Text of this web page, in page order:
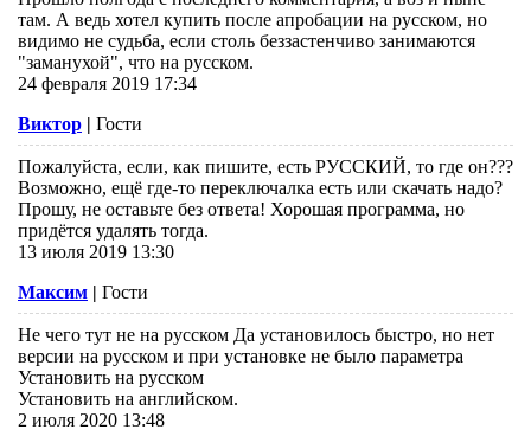
там. А ведь хотел купить после апробации на русском, но
видимо не судьба, если столь беззастенчиво занимаются
"заманухой", что на русском.
24 февраля 2019 17:34
Виктор | Гости
Пожалуйста, если, как пишите, есть РУССКИЙ, то где он???
Возможно, ещё где-то переключалка есть или скачать надо?
Прошу, не оставьте без ответа! Хорошая программа, но
придётся удалять тогда.
13 июля 2019 13:30
Максим | Гости
Не чего тут не на русском Да установилось быстро, но нет
версии на русском и при установке не было параметра
Установить на русском
Установить на английском.
2 июля 2020 13:48